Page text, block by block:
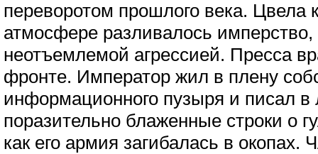
переворотом прошлого века. Цвела
атмосфере разливалось
неотъемлемой агрессией. Пресса
фронте. Император жил в плену
информационного пузыря и писал в
поразительно блаженные строки о
как его армия загибалась в окопах.